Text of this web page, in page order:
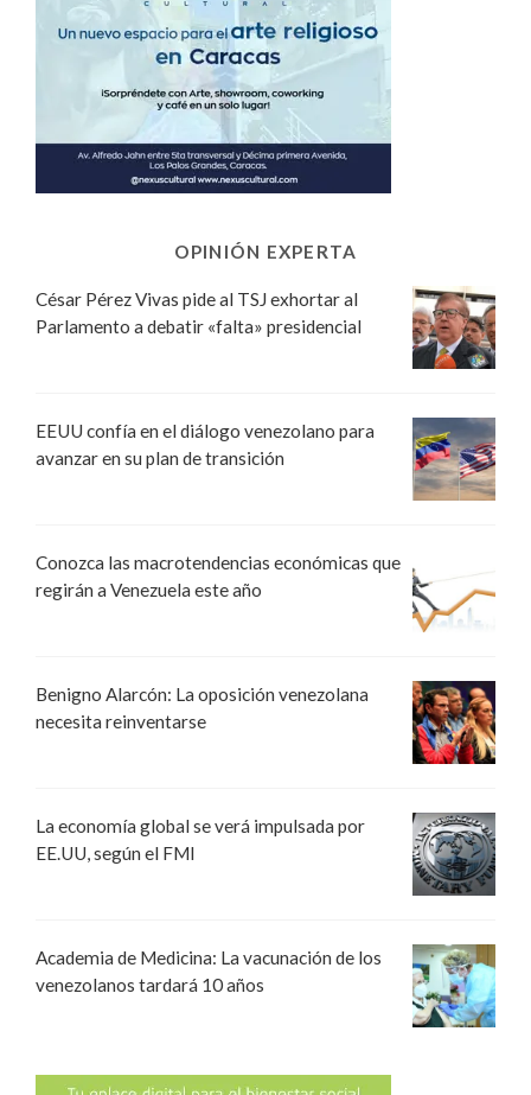
OPINIÓN EXPERTA
César Pérez Vivas pide al TSJ exhortar al
Parlamento a debatir «falta» presidencial
EEUU confía en el diálogo venezolano para
avanzar en su plan de transición
Conozca las macrotendencias económicas que
regirán a Venezuela este año
Benigno Alarcón: La oposición venezolana
necesita reinventarse
La economía global se verá impulsada por
EE.UU, según el FMI
Academia de Medicina: La vacunación de los
venezolanos tardará 10 años